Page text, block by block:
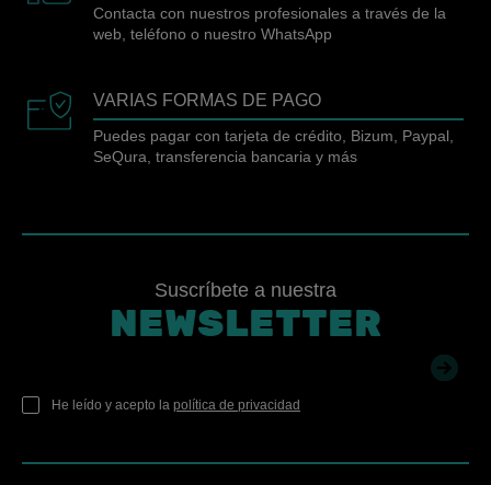
Contacta con nuestros profesionales a través de la
web, teléfono o nuestro WhatsApp
VARIAS FORMAS DE PAGO
Puedes pagar con tarjeta de crédito, Bizum, Paypal,
SeQura, transferencia bancaria y más
Suscríbete a nuestra
NEWSLETTER
He leído y acepto la política de privacidad